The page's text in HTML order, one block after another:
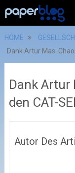
HOME
Dank Artur Mas:
Dank Artur
den CAT-
Autor Des